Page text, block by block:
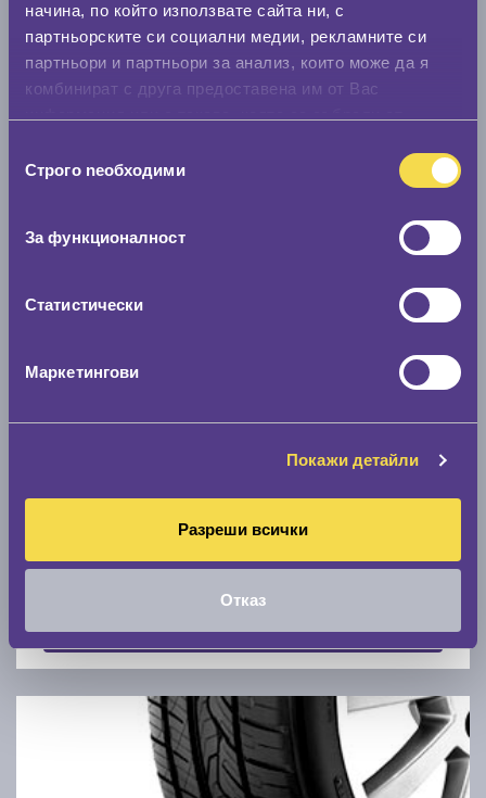
начина, по който използвате сайта ни, с
партньорските си социални медии, рекламните си
партньори и партньори за анализ, които може да я
комбинират с друга предоставена им от Вас
наСтрого nеобходими
За функционалност
Статистически
Маркетингови
Покажи детайли
Разреши всички
Отказ
Стар размер
0 мм.
Скоростомер при 100
Покажи гуми